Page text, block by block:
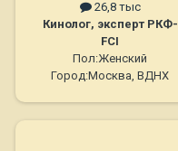
26,8 тыс
Кинолог, эксперт РКФ-
FCI
Пол:Женский
Город:Москва, ВДНХ